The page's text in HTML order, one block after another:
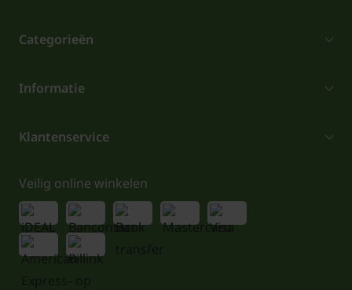
Categorieën
Informatie
Klantenservice
Veilig online winkelen